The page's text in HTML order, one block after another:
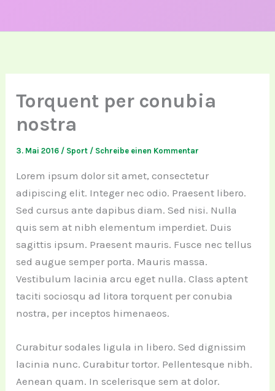
Torquent per conubia
nostra
3. Mai 2016 / Sport / Schreibe einen Kommentar
Lorem ipsum dolor sit amet, consectetur
adipiscing elit. Integer nec odio. Praesent libero.
Sed cursus ante dapibus diam. Sed nisi. Nulla
quis sem at nibh elementum imperdiet. Duis
sagittis ipsum. Praesent mauris. Fusce nec tellus
sed augue semper porta. Mauris massa.
Vestibulum lacinia arcu eget nulla. Class aptent
taciti sociosqu ad litora torquent per conubia
nostra, per inceptos himenaeos.
Curabitur sodales ligula in libero. Sed dignissim
lacinia nunc. Curabitur tortor. Pellentesque nibh.
Aenean quam. In scelerisque sem at dolor.